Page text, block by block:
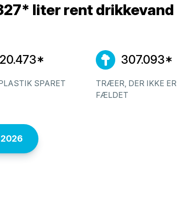
liter rent drikkevand
20.473*
SPARET
307.093*
TRÆER, DER IKKE ER
FÆLDET